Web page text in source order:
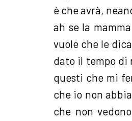
è che avrà,
ah se la
vuole che le
dato il tempo di
questi che mi
che io non
che non